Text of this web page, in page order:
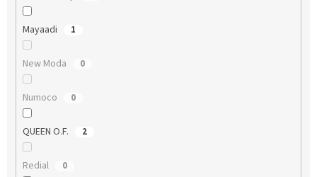
Mayaadi 1
New Moda 0
Numoco 0
QUEEN O.F. 2
Redial 0